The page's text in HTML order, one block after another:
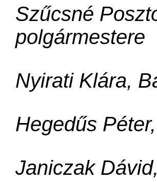
Szűcsné
polgármestere
Nyirati Klára,
Hegedűs
Janiczak